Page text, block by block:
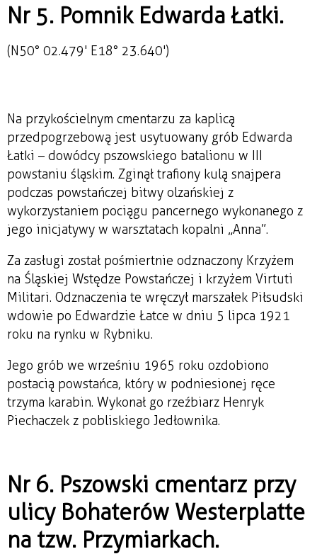
Nr 5. Pomnik Edwarda Łatki.
(N50° 02.479' E18° 23.640')
Na przykościelnym cmentarzu za kaplicą
przedpogrzebową jest usytuowany grób Edwarda
Łatki – dowódcy pszowskiego batalionu w III
powstaniu śląskim. Zginął trafiony kulą snajpera
podczas powstańczej bitwy olzańskiej z
wykorzystaniem pociągu pancernego wykonanego z
jego inicjatywy w warsztatach kopalni „Anna”.
Za zasługi został pośmiertnie odznaczony Krzyżem
na Śląskiej Wstędze Powstańczej i krzyżem Virtuti
Militari. Odznaczenia te wręczył marszałek Piłsudski
wdowie po Edwardzie Łatce w dniu 5 lipca 1921
roku na rynku w Rybniku.
Jego grób we wrześniu 1965 roku ozdobiono
postacią powstańca, który w podniesionej ręce
trzyma karabin. Wykonał go rzeźbiarz Henryk
Piechaczek z pobliskiego Jedłownika.
Nr 6. Pszowski cmentarz przy
ulicy Bohaterów Westerplatte
na tzw. Przymiarkach.